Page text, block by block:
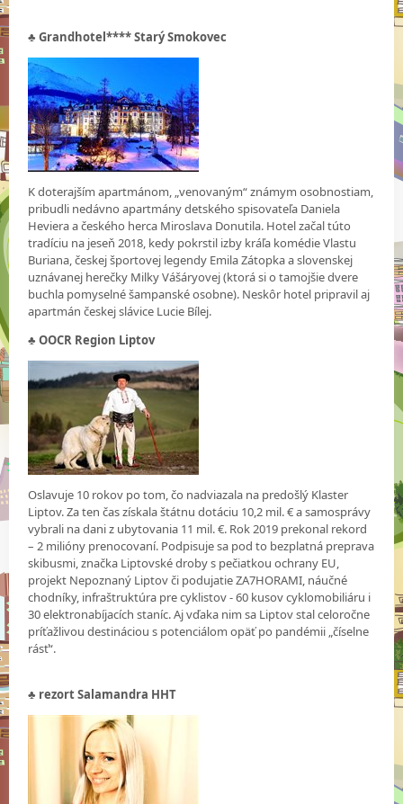
♣Grandhotel**** Starý Smokovec
K doterajším apartmánom, „venovaným“ známym osobnostiam,
pribudli nedávno apartmány detského spisovateľa Daniela
Heviera a českého herca Miroslava Donutila. Hotel začal túto
tradíciu na jeseň 2018, kedy pokrstil izby kráľa komédie Vlastu
Buriana, českej športovej legendy Emila Zátopka a slovenskej
uznávanej herečky Milky Vášáryovej (ktorá si o tamojšie dvere
buchla pomyselné šampanské osobne). Neskôr hotel pripravil aj
apartmán českej slávice Lucie Bílej.
♣ OOCR Region Liptov
Oslavuje 10 rokov po tom, čo nadviazala na predošlý Klaster
Liptov. Za ten čas získala štátnu dotáciu 10,2 mil. € a samosprávy
vybrali na dani z ubytovania 11 mil. €. Rok 2019 prekonal rekord
– 2 milióny prenocovaní. Podpisuje sa pod to bezplatná preprava
skibusmi, značka Liptovské droby s pečiatkou ochrany EU,
projekt Nepoznaný Liptov či podujatie ZA7HORAMI, náučné
chodníky, infraštruktúra pre cyklistov - 60 kusov cyklomobiliáru i
30 elektronabíjacích staníc. Aj vďaka nim sa Liptov stal celoročne
príťažlivou destináciou s potenciálom opäť po pandémii „číselne
rásť“.
♣ rezort Salamandra HHT